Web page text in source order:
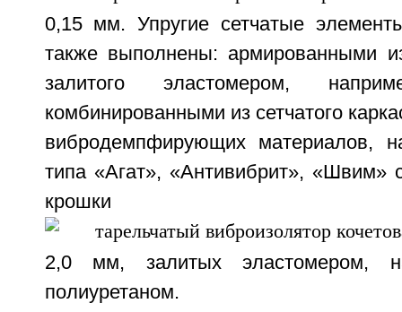
0,15 мм. Упругие сетчатые
также выполнены: армированными из
залитого эластомером,
комбинированными из сетчатого
вибродемпфирующих материалов,
типа «Агат», «Антивибрит», «Швим»
2,0 мм, залитых эластомером,
полиуретаном.